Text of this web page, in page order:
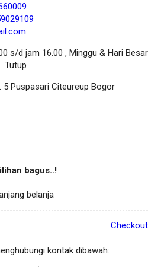
s/d jam 16.00 , Minggu & Hari Besar
Tutup
5 Puspasari Citeureup Bogor
bagus..!
belanja
Checkout
kontak dibawah: